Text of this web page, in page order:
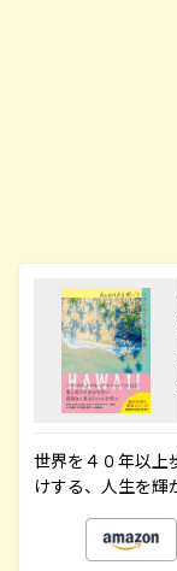
世界を４０年以上
けする、人生を輝